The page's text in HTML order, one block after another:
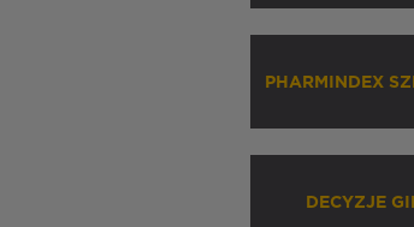
PHARMINDEX
DECYZJE